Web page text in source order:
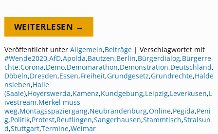
WEITERLESEN →
Veröffentlicht unter Allgemein,Beiträge| Verschlagwortet mit
#Wende2020,AfD,Apolda,Bautzen,Berlin,Bürgerdialog,Bürgerre
chte,Corona,Demo,Demomarathon,Demonstration,Deutschland,
Döbeln,Dresden,Essen,Freiheit,Grundgesetz,Grundrechte,Halde
nsleben,Halle
(Saale),Hoyerswerda,Kamenz,Kundgebung,Leipzig,Leverkusen,L
ivestream,Merkel muss
weg,Montagsspaziergang,Neubrandenburg,Online,Pegida,Peni
g,Politik,Protest,Reutlingen,Sangerhausen,Stammtisch,Stralsun
d,Stuttgart,Termine,Weimar